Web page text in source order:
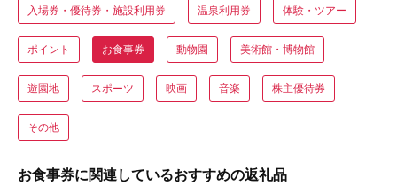
入場券・優待券・施設利用券 温泉利用券 体験・ツアー
ポイント お食事券 動物園 美術館・博物館
遊園地 スポーツ 映画 音楽 株主優待券
その他
お食事券に関連しているおすすめの返礼品